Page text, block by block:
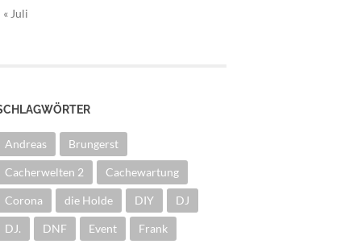
« Juli
Andreas Brungerst
Cacherwelten 2 Cachewartung
Corona die Holde DIY DJ
DJ. DNF Event Frank